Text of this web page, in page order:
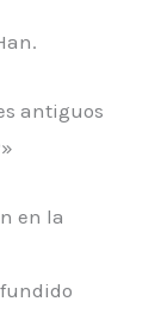
antiguos
en la